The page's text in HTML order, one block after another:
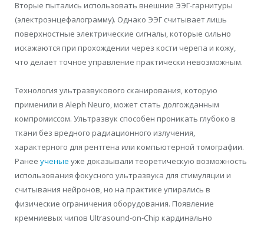
Вторые пытались использовать внешние ЭЭГ-гарнитуры
(электроэнцефалограмму). Однако ЭЭГ считывает лишь
поверхностные электрические сигналы, которые сильно
искажаются при прохождении через кости черепа и кожу,
что делает точное управление практически невозможным.
Технология ультразвукового сканирования, которую
применили в Aleph Neuro, может стать долгожданным
компромиссом. Ультразвук способен проникать глубоко в
ткани без вредного радиационного излучения,
характерного для рентгена или компьютерной томографии.
Ранее ученые уже доказывали теоретическую возможность
использования фокусного ультразвука для стимуляции и
считывания нейронов, но на практике упирались в
физические ограничения оборудования. Появление
кремниевых чипов Ultrasound-on-Chip кардинально